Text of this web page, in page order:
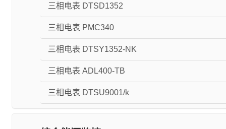
三相电表 DTSD1352
三相电表 PMC340
三相电表 DTSY1352-NK
三相电表 ADL400-TB
三相电表 DTSU9001/k